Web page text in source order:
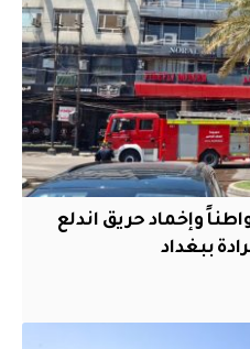
المدني: إنقاذ 50 مواطناً وإخماد حريق اندلع
ببغداد